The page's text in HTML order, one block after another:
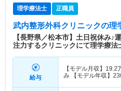
理学療法士 正職員
武内整形外科クリニックの理
【長野県／松本市】土日祝休み♪
注力するクリニックにて理学療法
給与
【モデル月収】 19.2
み 【モデル年収】